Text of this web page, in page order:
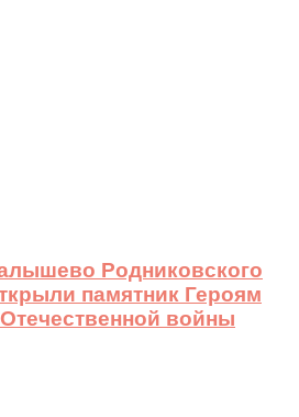
Родниковского
памятник Героям
войны